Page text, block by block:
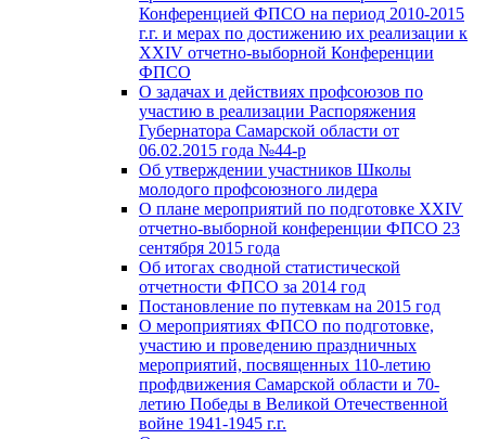
Конференцией ФПСО на период 2010-2015
г.г. и мерах по достижению их реализации к
XXIV отчетно-выборной Конференции
ФПСО
О задачах и действиях профсоюзов по
участию в реализации Распоряжения
Губернатора Самарской области от
06.02.2015 года №44-р
Об утверждении участников Школы
молодого профсоюзного лидера
О плане мероприятий по подготовке XXIV
отчетно-выборной конференции ФПСО 23
сентября 2015 года
Об итогах сводной статистической
отчетности ФПСО за 2014 год
Постановление по путевкам на 2015 год
О мероприятиях ФПСО по подготовке,
участию и проведению праздничных
мероприятий, посвященных 110-летию
профдвижения Самарской области и 70-
летию Победы в Великой Отечественной
войне 1941-1945 г.г.